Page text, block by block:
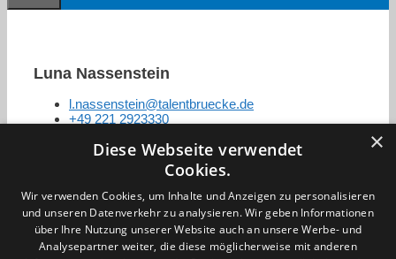
Luna Nassenstein
l.nassenstein@talentbruecke.de
+49 221 2923330
×
Diese Webseite verwendet
Cookies.
Wir verwenden Cookies, um Inhalte und Anzeigen zu personalisieren
und unseren Datenverkehr zu analysieren. Wir geben Informationen
über Ihre Nutzung unserer Website auch an unsere Werbe- und
Analysepartner weiter, die diese möglicherweise mit anderen